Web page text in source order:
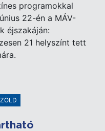
programokkal
22-én a MÁV-
éjszakáján:
21 helyszínt tett
ZÖLD